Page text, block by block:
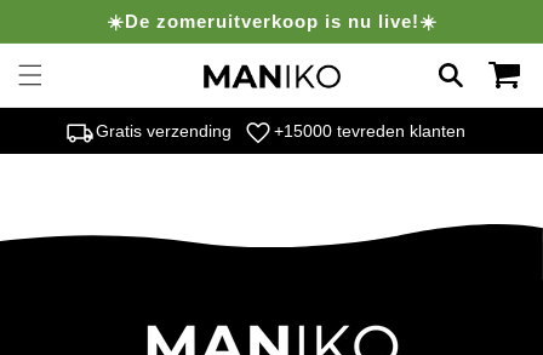
naar de
content
☀️De zomeruitverkoop is nu live!☀️
local_shippingGratis verzending favorite+15000 tevreden klanten